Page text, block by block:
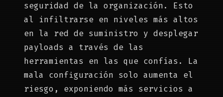
seguridad de la organización. Esto
al infiltrarse en niveles más altos
en la red de suministro y desplegar
payloads a través de las
herramientas en las que confías. La
mala configuración solo aumenta el
riesgo, exponiendo más servicios a